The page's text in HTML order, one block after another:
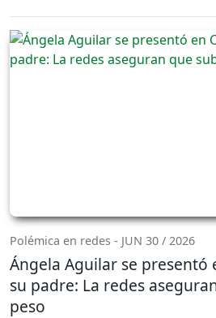
Polémica en redes - JUN 30 / 2026
Ángela Aguilar se presentó
su padre: La redes
peso